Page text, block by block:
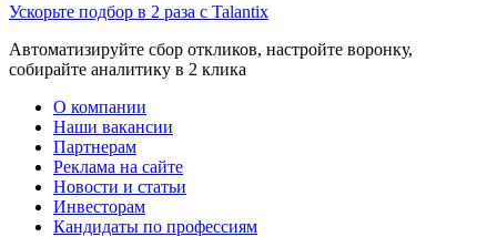
Ускорьте подбор в 2 раза с Talantix
Автоматизируйте сбор откликов, настройте воронку,
собирайте аналитику в 2 клика
О компании
Наши вакансии
Партнерам
Реклама на сайте
Новости и статьи
Инвесторам
Кандидаты по профессиям